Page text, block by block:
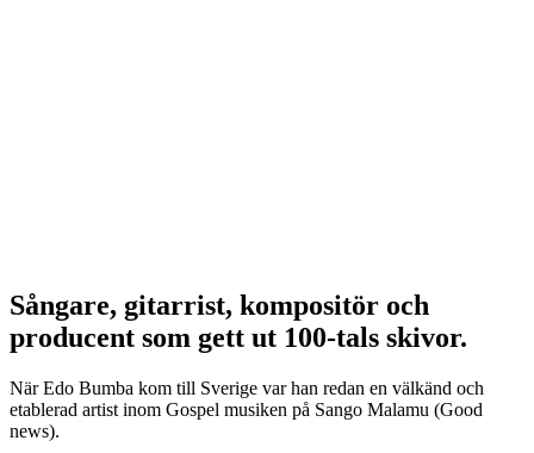
Sångare, gitarrist, kompositör och
producent som gett ut 100-tals skivor.
När Edo Bumba kom till Sverige var han redan en välkänd och
etablerad artist inom Gospel musiken på Sango Malamu (Good
news).